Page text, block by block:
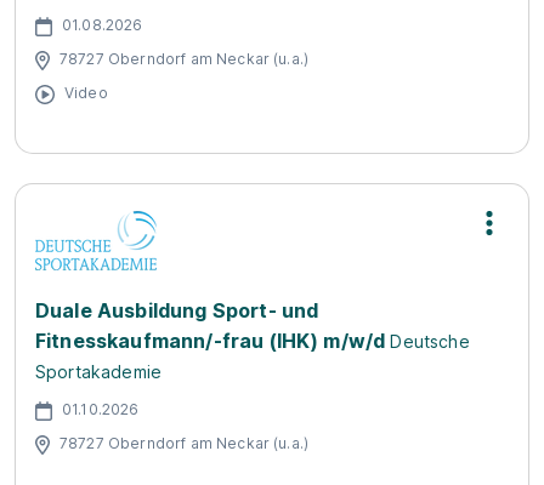
01.08.2026
78727 Oberndorf am Neckar (u.a.)
Video
Duale Ausbildung Sport- und
Fitnesskaufmann/-frau (IHK) m/w/d Deutsche
Sportakademie
01.10.2026
78727 Oberndorf am Neckar (u.a.)